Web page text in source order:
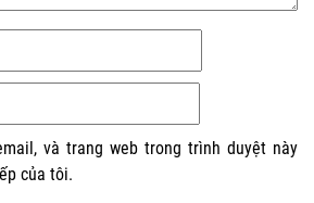
và trang web trong trình duyệt này
của tôi.